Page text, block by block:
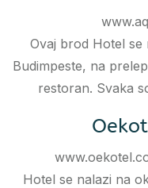
Ovaj brod Hotel se
Budimpeste, na
restoran. Svaka
Hotel se nalazi na